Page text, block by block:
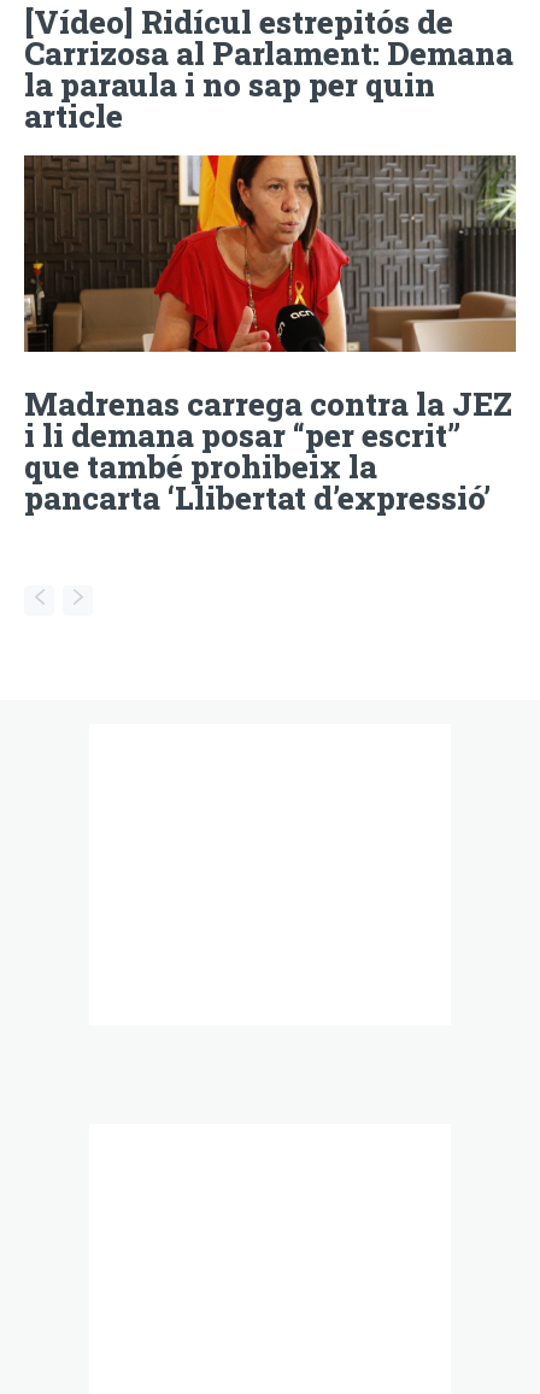
[Vídeo] Ridícul estrepitós de
Carrizosa al Parlament: Demana
la paraula i no sap per quin
article
Madrenas carrega contra la JEZ
i li demana posar “per escrit”
que també prohibeix la
pancarta ‘Llibertat d’expressió’